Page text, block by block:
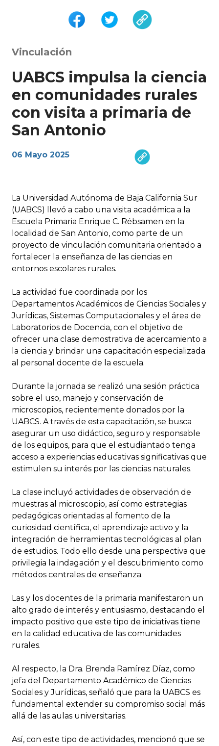
Vinculación
UABCS impulsa la ciencia
en comunidades rurales
con visita a primaria de
San Antonio
06 Mayo 2025
La Universidad Autónoma de Baja California Sur
(UABCS) llevó a cabo una visita académica a la
Escuela Primaria Enrique C. Rébsamen en la
localidad de San Antonio, como parte de un
proyecto de vinculación comunitaria orientado a
fortalecer la enseñanza de las ciencias en
entornos escolares rurales.
La actividad fue coordinada por los
Departamentos Académicos de Ciencias Sociales y
Jurídicas, Sistemas Computacionales y el área de
Laboratorios de Docencia, con el objetivo de
ofrecer una clase demostrativa de acercamiento a
la ciencia y brindar una capacitación especializada
al personal docente de la escuela.
Durante la jornada se realizó una sesión práctica
sobre el uso, manejo y conservación de
microscopios, recientemente donados por la
UABCS. A través de esta capacitación, se busca
asegurar un uso didáctico, seguro y responsable
de los equipos, para que el estudiantado tenga
acceso a experiencias educativas significativas que
estimulen su interés por las ciencias naturales.
La clase incluyó actividades de observación de
muestras al microscopio, así como estrategias
pedagógicas orientadas al fomento de la
curiosidad científica, el aprendizaje activo y la
integración de herramientas tecnológicas al plan
de estudios. Todo ello desde una perspectiva que
privilegia la indagación y el descubrimiento como
métodos centrales de enseñanza.
Las y los docentes de la primaria manifestaron un
alto grado de interés y entusiasmo, destacando el
impacto positivo que este tipo de iniciativas tiene
en la calidad educativa de las comunidades
rurales.
Al respecto, la Dra. Brenda Ramírez Díaz, como
jefa del Departamento Académico de Ciencias
Sociales y Jurídicas, señaló que para la UABCS es
fundamental extender su compromiso social más
allá de las aulas universitarias.
Así, con este tipo de actividades, mencionó que se